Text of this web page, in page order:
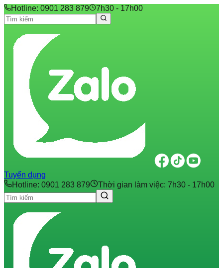
Hotline: 0901 283 879 7h30 - 17h00
Tuyển dụng
Hotline: 0901 283 879
Thời gian làm việc: 7h30 - 17h00